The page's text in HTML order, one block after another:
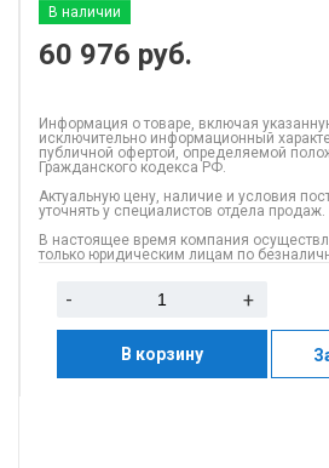
В наличии
60 976 руб.
Информация о товаре, включая
исключительно информационный
публичной офертой, определяемой
Гражданского кодекса РФ.
Актуальную цену, наличие и условия
уточнять у специалистов отдела продаж.
В настоящее время компания
только юридическим лицам по
- +
В корзину